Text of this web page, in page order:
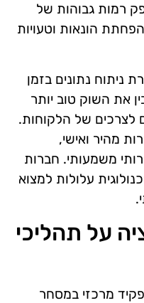
רמות גבוהות של
הונאות וטעויות
ניתוח נתונים בזמן
את השוק טוב יותר
לצרכים של הלקוחות.
מהיר ואישי,
משמעותי. חברות
עלולות למצוא
על תהליכי
מרכזי במסחר